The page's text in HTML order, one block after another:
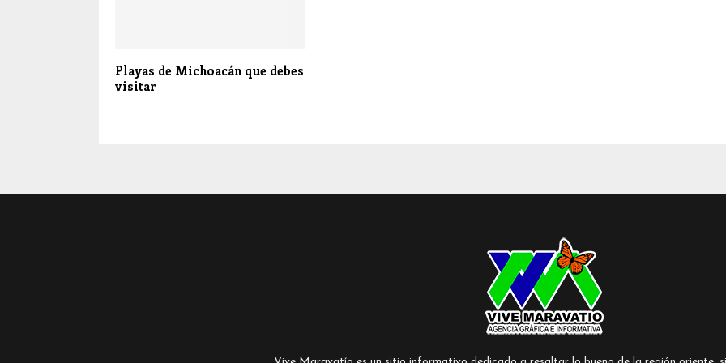
Playas de Michoacán que debes
visitar